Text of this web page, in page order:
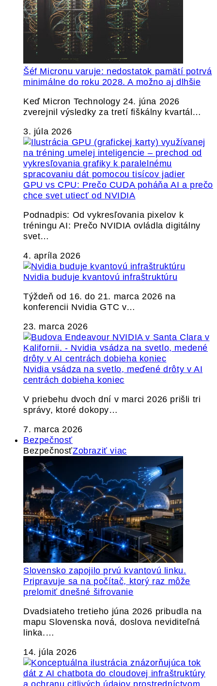
Šéf Micronu varuje: nedostatok pamätí potrvá
minimálne do roku 2028. A možno aj dlhšie
Keď Micron Technology 24. júna 2026
zverejnil výsledky za tretí fiškálny kvartál…
3. júla 2026
GPU vs CPU: Prečo CUDA poháňa AI a prečo
chce svet utiecť od NVIDIA
Podnadpis: Od vykresľovania pixelov k
tréningu AI: Prečo NVIDIA ovládla digitálny
svet…
4. apríla 2026
Nvidia buduje kvantovú infraštruktúru
Týždeň od 16. do 21. marca 2026 na
konferencii Nvidia GTC v…
23. marca 2026
Nvidia vsádza na svetlo, meďené drôty v AI
centrách dobieha koniec
V priebehu dvoch dní v marci 2026 prišli tri
správy, ktoré dokopy…
7. marca 2026
Bezpečnosť
BezpečnosťZobraziť viac
Slovensko zapojilo prvú kvantovú linku.
Pripravuje sa na počítač, ktorý raz môže
prelomiť dnešné šifrovanie
Dvadsiateho tretieho júna 2026 pribudla na
mapu Slovenska nová, doslova neviditeľná
linka.…
14. júla 2026